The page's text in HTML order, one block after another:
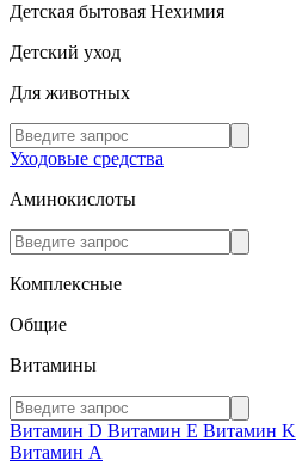
Детская бытовая Нехимия
Детский уход
Для животных
Уходовые средства
Аминокислоты
Комплексные
Общие
Витамины
Витамин D Витамин E Витамин K
Витамин А